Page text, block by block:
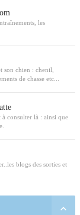
les
son chien : chenil,
de chasse etc...
à consulter là : ainsi que
blogs des sorties et